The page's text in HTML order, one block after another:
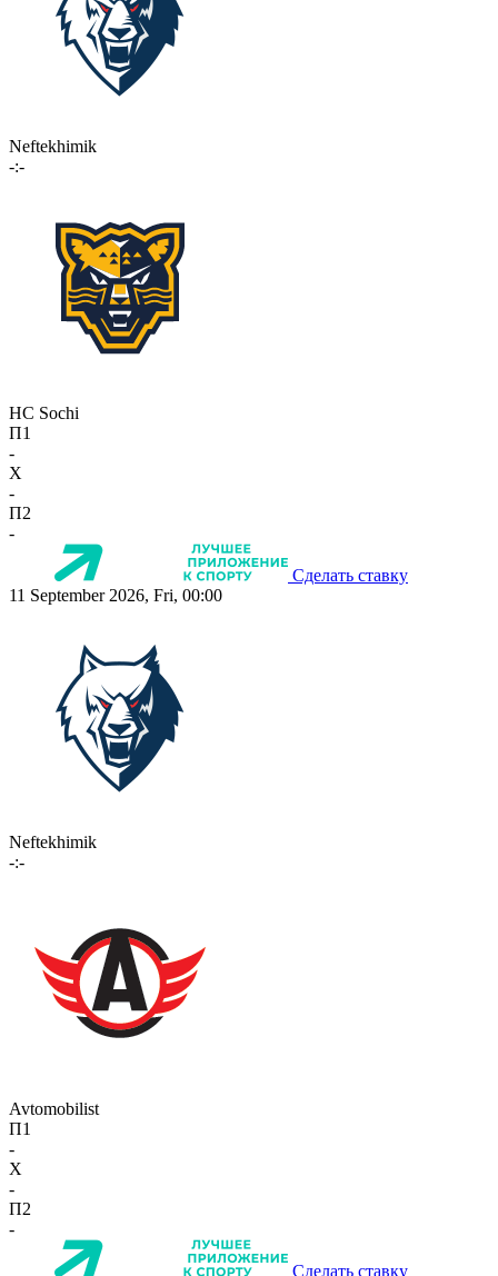
Neftekhimik
-:-
HC Sochi
П1
-
X
-
П2
-
Сделать ставку
11 September 2026, Fri, 00:00
Neftekhimik
-:-
Avtomobilist
П1
-
X
-
П2
-
Сделать ставку